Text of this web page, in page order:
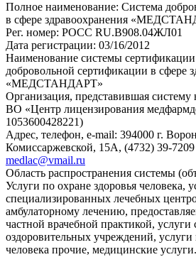
Полное наименование: Система
в сфере здравоохранения
Рег. номер: РОСС RU.В908.04ЖЛ01
Дата регистрации: 03/16/2012
Наименование системы
добровольной сертификации в сфере
«МЕДСТАНДАРТ»
Организация, представившая
ВО «Центр лицензирования
1053600428221)
Адрес, телефон, e-mail: 394000 г.
Комиссаржевской, 15А, (4732) 39-7209
medlac@vmail.ru
Область распространения системы
Услуги по охране здоровья человека,
специализированных лечебных
амбулаторному лечению,
частной врачебной практикой,
оздоровительных учреждений, услуги
человека прочие, медицинские услуги.